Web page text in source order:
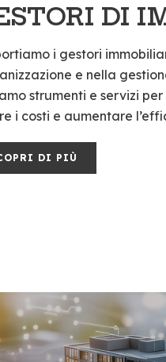
DI
i gestori
e nella
strumenti e servizi
i costi e aumentare
DI PIÙ